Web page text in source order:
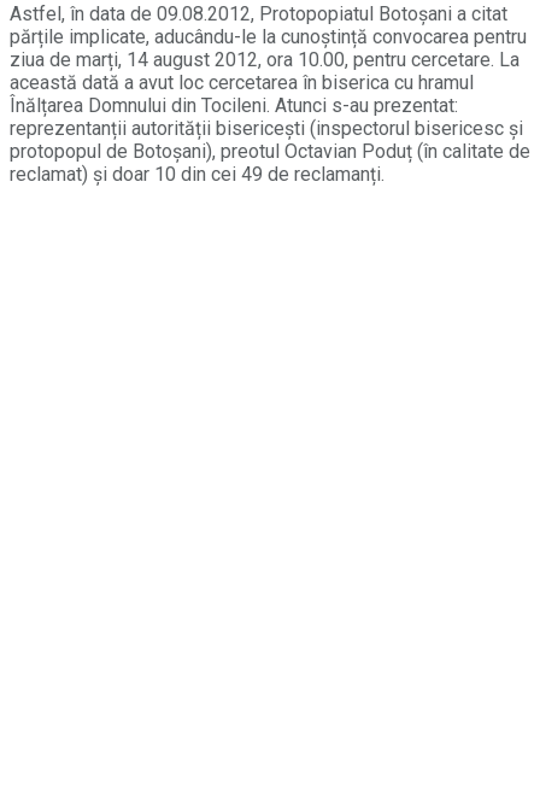
Astfel, în data de 09.08.2012, Protopopiatul Botoșani a citat
părțile implicate, aducându-le la cunoștință convocarea pentru
ziua de marți, 14 august 2012, ora 10.00, pentru cercetare. La
această dată a avut loc cercetarea în biserica cu hramul
Înălțarea Domnului din Tocileni. Atunci s-au prezentat:
reprezentanții autorității bisericești (inspectorul bisericesc și
protopopul de Botoșani), preotul Octavian Poduț (în calitate de
reclamat) și doar 10 din cei 49 de reclamanți.